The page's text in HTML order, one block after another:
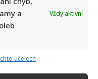
a
Vždy aktivní
účelech